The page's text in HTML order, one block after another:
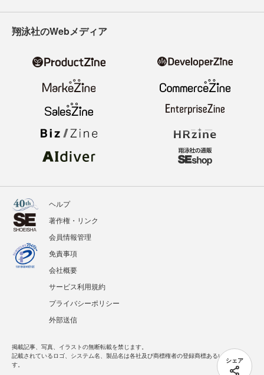
シェア
翔泳社のWebメディア
ヘルプ
著作権・リンク
会員情報管理
免責事項
会社概要
サービス利用規約
プライバシーポリシー
外部送信
掲載記事、写真、イラストの無断転載を禁じます。
記載されているロゴ、システム名、製品名は各社及び商標権者の登録商標あるいは商標で
す。